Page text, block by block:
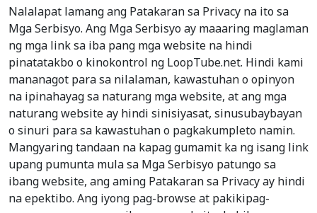
Nalalapat lamang ang Patakaran sa Privacy na ito sa
Mga Serbisyo. Ang Mga Serbisyo ay maaaring maglaman
ng mga link sa iba pang mga website na hindi
pinatatakbo o kinokontrol ng LoopTube.net. Hindi kami
mananagot para sa nilalaman, kawastuhan o opinyon
na ipinahayag sa naturang mga website, at ang mga
naturang website ay hindi sinisiyasat, sinusubaybayan
o sinuri para sa kawastuhan o pagkakumpleto namin.
Mangyaring tandaan na kapag gumamit ka ng isang link
upang pumunta mula sa Mga Serbisyo patungo sa
ibang website, ang aming Patakaran sa Privacy ay hindi
na epektibo. Ang iyong pag-browse at pakikipag-